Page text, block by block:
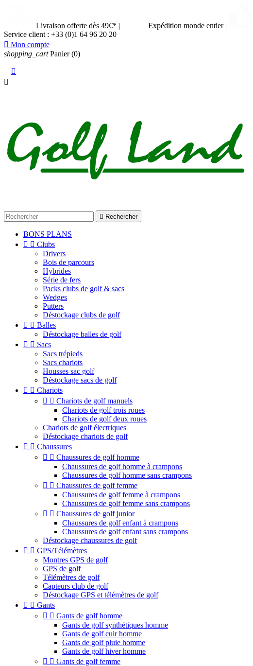
Livraison offerte dès 49€* | Expédition monde entier |
Service client : +33 (0)1 64 96 20 20
 Mon compte
shopping_cart Panier (0)


 Rechercher
BONS PLANS
  Clubs
Drivers
Bois de parcours
Hybrides
Série de fers
Packs clubs de golf & sacs
Wedges
Putters
Déstockage clubs de golf
  Balles
Déstockage balles de golf
  Sacs
Sacs trépieds
Sacs chariots
Housses sac golf
Déstockage sacs de golf
  Chariots
  Chariots de golf manuels
Chariots de golf trois roues
Chariots de golf deux roues
Chariots de golf électriques
Déstockage chariots de golf
  Chaussures
  Chaussures de golf homme
Chaussures de golf homme à crampons
Chaussures de golf homme sans crampons
  Chaussures de golf femme
Chaussures de golf femme à crampons
Chaussures de golf femme sans crampons
  Chaussures de golf junior
Chaussures de golf enfant à crampons
Chaussures de golf enfant sans crampons
Déstockage chaussures de golf
  GPS/Télémètres
Montres GPS de golf
GPS de golf
Télémètres de golf
Capteurs club de golf
Déstockage GPS et télémètres de golf
  Gants
  Gants de golf homme
Gants de golf synthétiques homme
Gants de golf cuir homme
Gants de golf pluie homme
Gants de golf hiver homme
  Gants de golf femme